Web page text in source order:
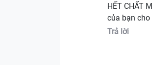
HẾT CHẤT
của bạn
Trả lời